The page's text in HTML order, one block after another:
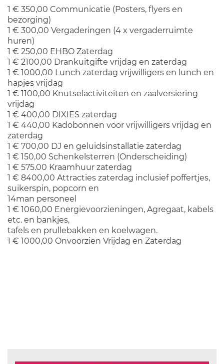
1 € 350,00 Communicatie (Posters, flyers en
bezorging)
1 € 300,00 Vergaderingen (4 x vergaderruimte
huren)
1 € 250,00 EHBO Zaterdag
1 € 2100,00 Drankuitgifte vrijdag en zaterdag
1 € 1000,00 Lunch zaterdag vrijwilligers en lunch en
hapjes vrijdag
1 € 1100,00 Knutselactiviteiten en zaalversiering
vrijdag
1 € 400,00 DIXIES zaterdag
1 € 440,00 Kadobonnen voor vrijwilligers vrijdag en
zaterdag
1 € 700,00 DJ en geluidsinstallatie zaterdag
1 € 150,00 Schenkelsterren (Onderscheiding)
1 € 575.00 Kraamhuur zaterdag
1 € 8400,00 Attracties zaterdag inclusief poffertjes,
suikerspin, popcorn en
14man personeel
1 € 1060,00 Energievoorzieningen, Agregaat, kabels
etc. en bankjes,
tafels en prullebakken en koelwagen.
1 € 1000,00 Onvoorzien Vrijdag en Zaterdag